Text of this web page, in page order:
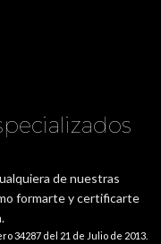
de nuestras
formarte y certificarte
34287 del 21 de Julio de 2013.